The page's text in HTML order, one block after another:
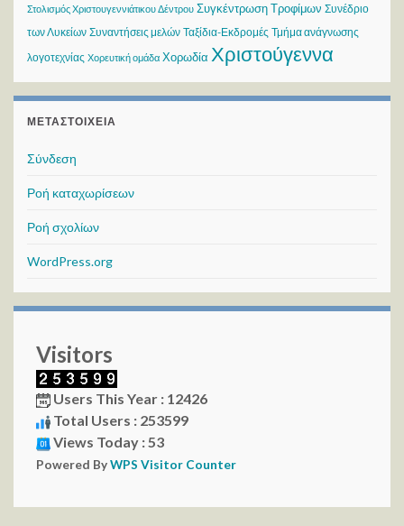
Στολισμός Χριστουγεννιάτικου Δέντρου Συγκέντρωση Τροφίμων Συνέδριο
των Λυκείων Συναντήσεις μελών Ταξίδια-Εκδρομές Τμήμα ανάγνωσης
λογοτεχνίας Χορευτική ομάδα Χορωδία Χριστούγεννα
ΜΕΤΑΣΤΟΙΧΕΊΑ
Σύνδεση
Ροή καταχωρίσεων
Ροή σχολίων
WordPress.org
Visitors
Users This Year : 12426
Total Users : 253599
Views Today : 53
Powered ByWPS Visitor Counter